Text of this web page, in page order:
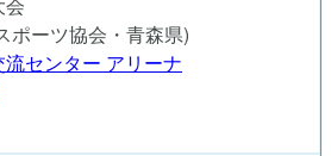
ポーツ協会・青森県)
センター アリーナ